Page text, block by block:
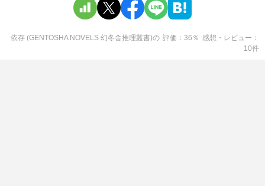
依存 (GENTOSHA NOVELS 幻冬舎推理叢書)の 評価 36 ％ 感想・レビュー
10件